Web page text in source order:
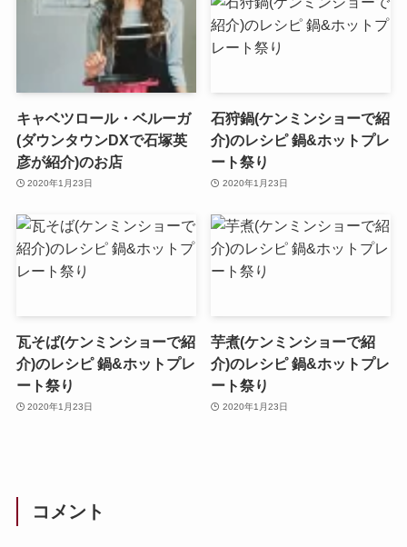
キャベツロール・ベルーガ
(ダウンタウンDXで石塚英
彦が紹介)のお店
2020年1月23日
石狩鍋(ケンミンショーで紹
介)のレシピ 鍋&ホットプレ
ート祭り
2020年1月23日
瓦そば(ケンミンショーで紹
介)のレシピ 鍋&ホットプレ
ート祭り
2020年1月23日
芋煮(ケンミンショーで紹
介)のレシピ 鍋&ホットプレ
ート祭り
2020年1月23日
コメント